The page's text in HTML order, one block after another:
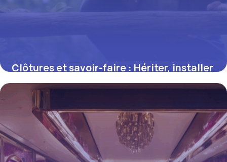
Clôtures et savoir-faire : Hériter, installer
et préserver sa délimitation depuis plus
de 30 ans
19 juin 2026